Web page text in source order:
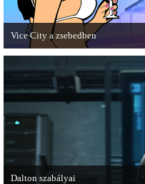
Vice City a zsebedben
Editionről készített tesztet a PC
Dalton szabályai